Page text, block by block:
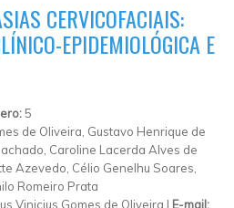
CERVICOFACIAIS:
EPIDEMIOLÓGICA E
5
de Oliveira, Gustavo Henrique de
Caroline Lacerda Alves de
Azevedo, Célio Genelhu Soares,
Romeiro Prata
Vinicius Gomes de Oliveira | E-mail: